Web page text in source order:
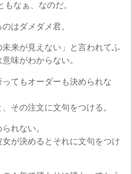
なぁ、なのだ。
はダメダメ君。
来が見えない」と言われてふ
味がわからない。
てもオーダーも決められな
その注文に文句をつける。
れない。
女が決めるとそれに文句をつけ